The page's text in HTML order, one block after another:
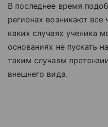
В последнее время
регионах возникают
каких случаях ученика
основаниях не пускать
таким случаям
внешнего вида.